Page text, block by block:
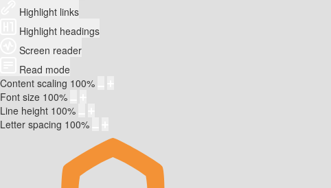
Highlight links
Highlight headings
Screen reader
Read mode
Content scaling 100%
Font size 100%
Line height 100%
Letter spacing 100%